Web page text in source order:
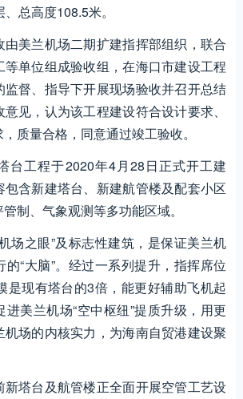
总高度108.5米。
美兰机场二期扩建指挥部组织，联合
单位组成验收组，在海口市建设工程
监督、指导下开展现场验收并召开总结
见，认为该工程建设符合设计要求、
质量合格，同意通过竣工验收。
工程于2020年4月28日正式开工建
含新建塔台、新建航管楼及配套小区
制、气象观测等多功能区域。
之眼”及标志性建筑，是保证美兰机
“大脑”。经过一系列提升，指挥席位
是现有塔台的3倍，能更好辅助飞机起
美兰机场“空中枢纽”提质升级，用更
场的内核实力，为海南自贸港建设聚
塔台及航管楼正全面开展空管工艺设